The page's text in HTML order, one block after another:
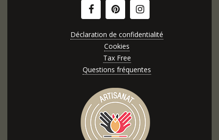
Déclaration de confidentialité
Cookies
Tax Free
Questions fréquentes